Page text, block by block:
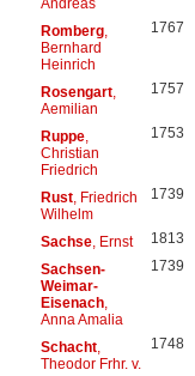
Romberg,
Bernhard
Heinrich
1767
Rosengart,
Aemilian
1757
Ruppe,
Christian
Friedrich
1753
Rust, Friedrich
Wilhelm
1739
Sachse, Ernst 1813
Sachsen-
Weimar-
Eisenach,
Anna Amalia
1739
Schacht,
Theodor Frhr. v.
1748